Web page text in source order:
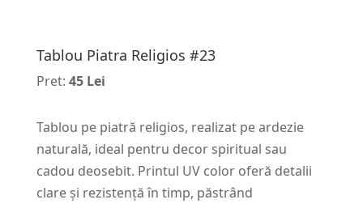
Tablou Piatra Religios #23
Pret: 45 Lei
Tablou pe piatră religios, realizat pe ardezie
naturală, ideal pentru decor spiritual sau
cadou deosebit. Printul UV color oferă detalii
clare și rezistență în timp, păstrând